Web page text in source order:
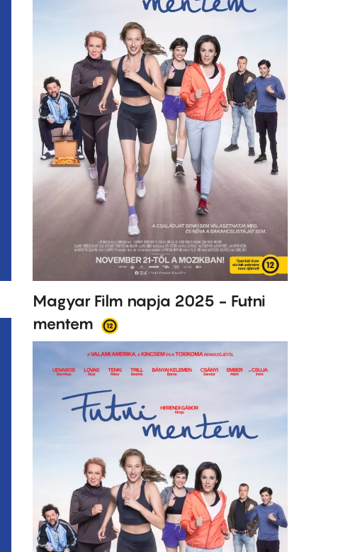
Magyar Film napja 2025 - Futni
mentem